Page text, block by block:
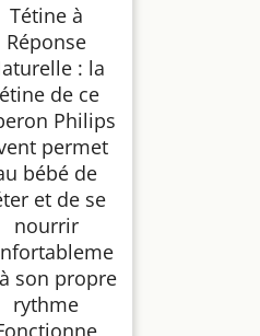
125ml + 2
Biberons 260ml +
Ultra Douce
0-6M
Tétine à
Réponse
: la
de ce
Philips
permet
bébé de
et de se
nourrir
son propre
rythme